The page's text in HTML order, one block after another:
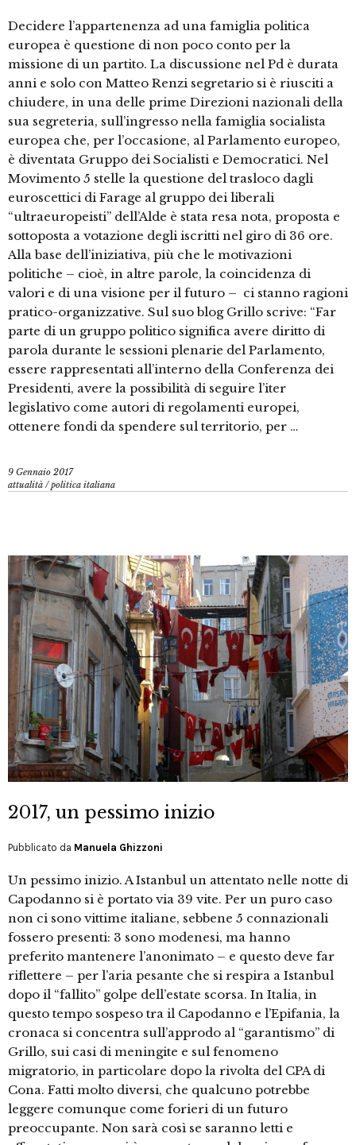
Decidere l’appartenenza ad una famiglia politica
europea è questione di non poco conto per la
missione di un partito. La discussione nel Pd è durata
anni e solo con Matteo Renzi segretario si è riusciti a
chiudere, in una delle prime Direzioni nazionali della
sua segreteria, sull’ingresso nella famiglia socialista
europea che, per l’occasione, al Parlamento europeo,
è diventata Gruppo dei Socialisti e Democratici. Nel
Movimento 5 stelle la questione del trasloco dagli
euroscettici di Farage al gruppo dei liberali
“ultraeuropeisti” dell’Alde è stata resa nota, proposta e
sottoposta a votazione degli iscritti nel giro di 36 ore.
Alla base dell’iniziativa, più che le motivazioni
politiche – cioè, in altre parole, la coincidenza di
valori e di una visione per il futuro – ci stanno ragioni
pratico-organizzative. Sul suo blog Grillo scrive: “Far
parte di un gruppo politico significa avere diritto di
parola durante le sessioni plenarie del Parlamento,
essere rappresentati all’interno della Conferenza dei
Presidenti, avere la possibilità di seguire l’iter
legislativo come autori di regolamenti europei,
ottenere fondi da spendere sul territorio, per …
9 Gennaio 2017
attualità /politica italiana
2017, un pessimo inizio
Pubblicato da Manuela Ghizzoni
Un pessimo inizio. A Istanbul un attentato nelle notte di
Capodanno si è portato via 39 vite. Per un puro caso
non ci sono vittime italiane, sebbene 5 connazionali
fossero presenti: 3 sono modenesi, ma hanno
preferito mantenere l’anonimato – e questo deve far
riflettere – per l’aria pesante che si respira a Istanbul
dopo il “fallito” golpe dell’estate scorsa. In Italia, in
questo tempo sospeso tra il Capodanno e l’Epifania, la
cronaca si concentra sull’approdo al “garantismo” di
Grillo, sui casi di meningite e sul fenomeno
migratorio, in particolare dopo la rivolta del CPA di
Cona. Fatti molto diversi, che qualcuno potrebbe
leggere comunque come forieri di un futuro
preoccupante. Non sarà così se saranno letti e